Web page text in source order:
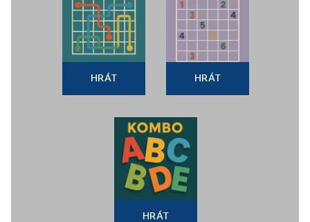
HRÁT HRÁT
HRÁT